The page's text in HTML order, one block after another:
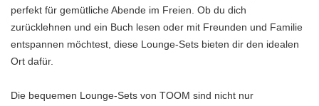
perfekt für gemütliche Abende im Freien. Ob du dich
zurücklehnen und ein Buch lesen oder mit Freunden und Familie
entspannen möchtest, diese Lounge-Sets bieten dir den idealen
Ort dafür.
Die bequemen Lounge-Sets von TOOM sind nicht nur